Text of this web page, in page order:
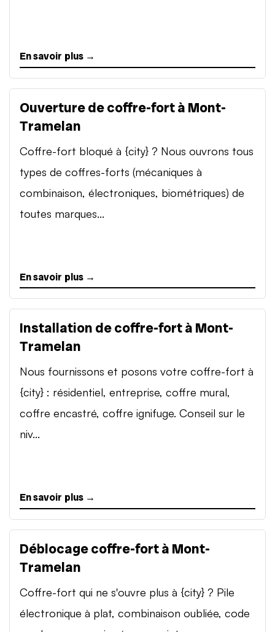
En savoir plus →
Ouverture de coffre-fort à Mont-
Tramelan
Coffre-fort bloqué à {city} ? Nous ouvrons tous
types de coffres-forts (mécaniques à
combinaison, électroniques, biométriques) de
toutes marques...
En savoir plus →
Installation de coffre-fort à Mont-
Tramelan
Nous fournissons et posons votre coffre-fort à
{city} : résidentiel, entreprise, coffre mural,
coffre encastré, coffre ignifuge. Conseil sur le
niv...
En savoir plus →
Déblocage coffre-fort à Mont-
Tramelan
Coffre-fort qui ne s'ouvre plus à {city} ? Pile
électronique à plat, combinaison oubliée, code